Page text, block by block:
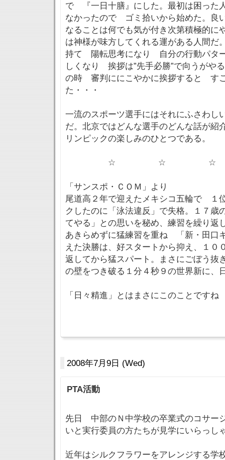
で 『一日十膳』にした。最初は困った
なかったので ゴミ拾いから始めた。良
なることは何でも気が付き次第積極的に
は神様が味方してくれる運がある人間だ
持て 陽転思考になり 自分の行動パタ
しくなり 挨拶は”先手必勝”で向うがや
の時 審判ににこやかに挨拶すると す
た・・・
一流のスポーツ選手にはそれにふさわし
だ。北京ではどんな選手のどんな話が
リンピックの楽しみのひとつである。
☆ ☆ ☆
「サンスポ・ＣＯＭ」より
尾道高２年で迎えたメキシコ五輪で １
クしたのに「泳法違反」で失格。１７歳
てやる」との思いを秘め、練習を繰り返
あきらめずに猛練習を重ね 「新・田口
えた決勝は、好スタートから抑え、１０
返してから猛スパート。まさにごぼう抜
の壁をつき破る１分４秒９の世界新に、
「日々精進」とはまさにこのことですね
2008年7月9日 (Wed)
PTA活動
先日 中部のＮ中学校の卒業式のコサー
いと実行委員の方たちが見学にいらっし
近年はシルクフラワーをアレンジする